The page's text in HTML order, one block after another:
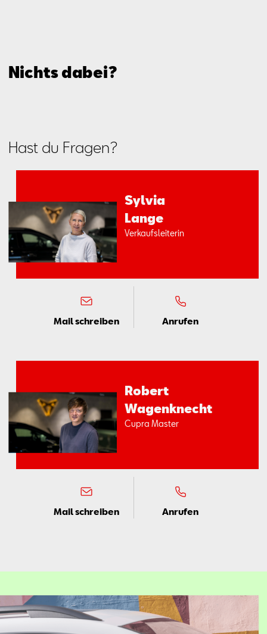
Nichts dabei?
Hast du Fragen?
Syl­via
Lan­ge
Ver­kaufs­lei­te­rin
Mail schreiben Anrufen
Ro­bert
Wa­gen­knecht
Cup­ra Mas­ter
Mail schreiben Anrufen